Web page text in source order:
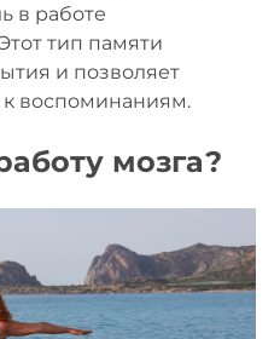
в работе
тип памяти
и позволяет
воспоминаниям.
мозга?